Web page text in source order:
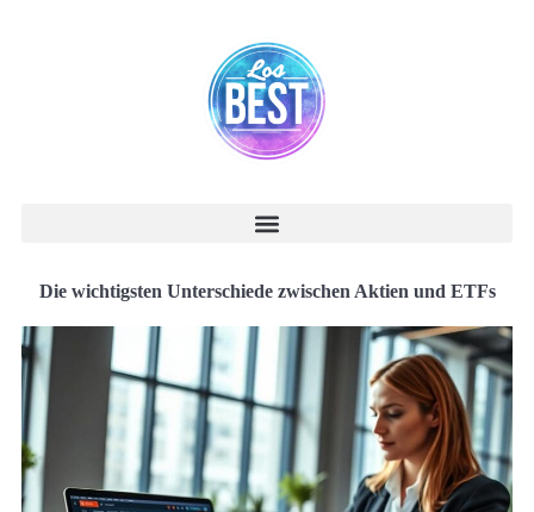
Die wichtigsten Unterschiede zwischen Aktien und ETFs